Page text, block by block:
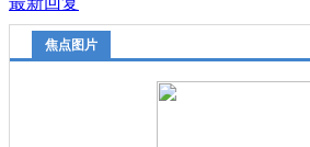
焦点图片